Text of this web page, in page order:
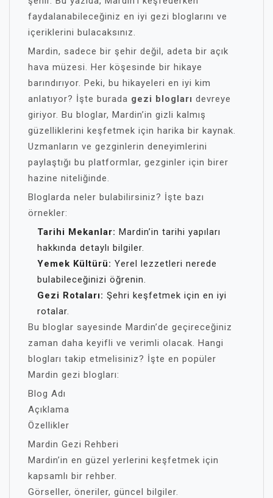
faydalanabileceğiniz en iyi gezi bloglarını ve
içeriklerini bulacaksınız.
Mardin, sadece bir şehir değil, adeta bir açık
hava müzesi. Her köşesinde bir hikaye
barındırıyor. Peki, bu hikayeleri en iyi kim
anlatıyor? İşte burada gezi blogları devreye
giriyor. Bu bloglar, Mardin’in gizli kalmış
güzelliklerini keşfetmek için harika bir kaynak.
Uzmanların ve gezginlerin deneyimlerini
paylaştığı bu platformlar, gezginler için birer
hazine niteliğinde.
Bloglarda neler bulabilirsiniz? İşte bazı
örnekler:
Tarihi Mekanlar: Mardin’in tarihi yapıları
hakkında detaylı bilgiler.
Yemek Kültürü: Yerel lezzetleri nerede
bulabileceğinizi öğrenin.
Gezi Rotaları: Şehri keşfetmek için en iyi
rotalar.
Bu bloglar sayesinde Mardin’de geçireceğiniz
zaman daha keyifli ve verimli olacak. Hangi
blogları takip etmelisiniz? İşte en popüler
Mardin gezi blogları:
Blog Adı
Açıklama
Özellikler
Mardin Gezi Rehberi
Mardin’in en güzel yerlerini keşfetmek için
kapsamlı bir rehber.
Görseller, öneriler, güncel bilgiler.